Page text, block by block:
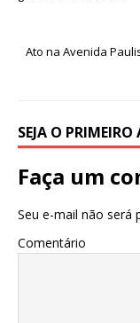
Ato na Avenida
SEJA O
Faça um
Seu e-mail não será
Comentário